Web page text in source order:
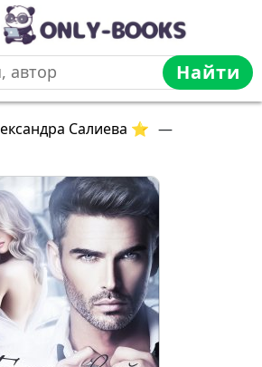
Найти
Салиева ⭐ —